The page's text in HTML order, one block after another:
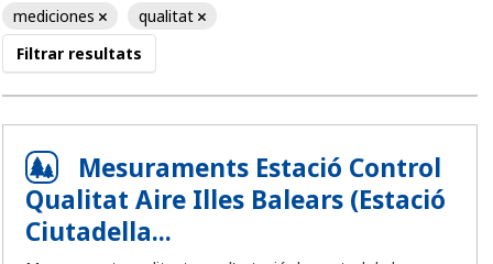
mediciones
qualitat
Filtrar resultats
Mesuraments Estació Control
Qualitat Aire Illes Balears (Estació
Ciutadella...